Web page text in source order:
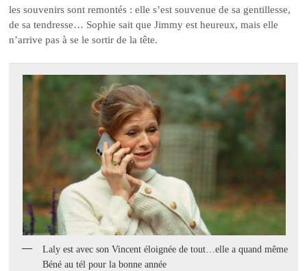
les souvenirs sont remontés : elle s’est souvenue de sa gentillesse,
de sa tendresse… Sophie sait que Jimmy est heureux, mais elle
n’arrive pas à se le sortir de la tête.
Laly est avec son Vincent éloignée de tout…elle a quand même
Béné au tél pour la bonne année